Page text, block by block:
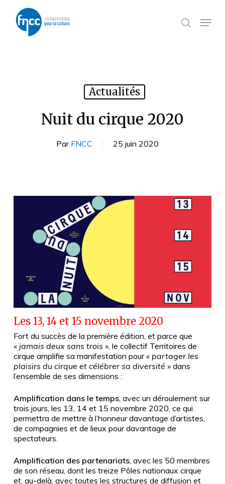
main
content
search
Menu
Actualités
Nuit du cirque 2020
Par FNCC 25 juin 2020
Les 13, 14 et 15 novembre 2020
Fort du succès de la première édition, et parce que
« jamais deux sans trois », le collectif Territoires de
cirque amplifie sa manifestation pour« partager les
plaisirs du cirque et célébrer sa diversité »dans
l’ensemble de ses dimensions :
Amplification dans le temps, avec un déroulement sur
trois jours, les 13, 14 et 15 novembre 2020, ce qui
permettra de mettre à l’honneur davantage d’artistes,
de compagnies et de lieux pour davantage de
spectateurs.
Amplification des partenariats, avec les 50 membres
de son réseau, dont les treize Pôles nationaux cirque
et, au-delà, avec toutes les structures de diffusion et
Panneau de gestion des cookies